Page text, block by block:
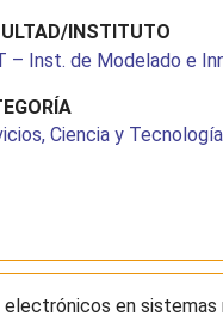
INSTITUTO
– Inst. de Modelado e
Ciencia y Tecnología
en